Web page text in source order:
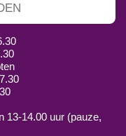
13-14.00 uur (pauze,